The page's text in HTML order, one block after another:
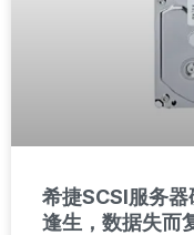
希捷SCSI服务
逢生，数据失而